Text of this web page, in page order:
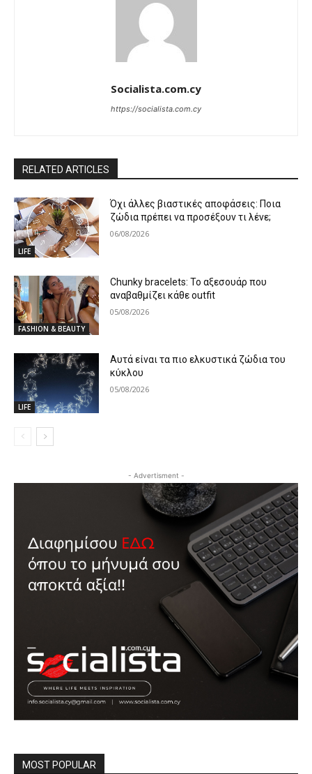
Socialista.com.cy
https://socialista.com.cy
RELATED ARTICLES
LIFE
Όχι άλλες βιαστικές αποφάσεις: Ποια
ζώδια πρέπει να προσέξουν τι λένε;
06/08/2026
FASHION & BEAUTY
Chunky bracelets: Το αξεσουάρ που
αναβαθμίζει κάθε outfit
05/08/2026
LIFE
Αυτά είναι τα πιο ελκυστικά ζώδια του
κύκλου
05/08/2026
- Advertisment -
MOST POPULAR